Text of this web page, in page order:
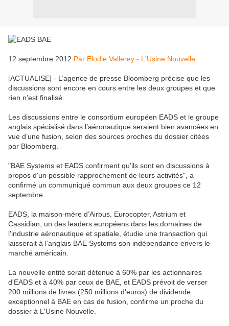
12 septembre 2012 Par Elodie Vallerey - L'Usine Nouvelle
[ACTUALISE] - L’agence de presse Bloomberg précise que les
discussions sont encore en cours entre les deux groupes et que
rien n’est finalisé.
Les discussions entre le consortium européen EADS et le groupe
anglais spécialisé dans l’aéronautique seraient bien avancées en
vue d’une fusion, selon des sources proches du dossier citées
par Bloomberg.
"BAE Systems et EADS confirment qu'ils sont en discussions à
propos d'un possible rapprochement de leurs activités", a
confirmé un communiqué commun aux deux groupes ce 12
septembre.
EADS, la maison-mère d’Airbus, Eurocopter, Astrium et
Cassidian, un des leaders européens dans les domaines de
l'industrie aéronautique et spatiale, étudie une transaction qui
laisserait à l’anglais BAE Systems son indépendance envers le
marché américain.
La nouvelle entité serait détenue à 60% par les actionnaires
d'EADS et à 40% par ceux de BAE, et EADS prévoit de verser
200 millions de livres (250 millions d'euros) de dividende
exceptionnel à BAE en cas de fusion, confirme un proche du
dossier à L'Usine Nouvelle.